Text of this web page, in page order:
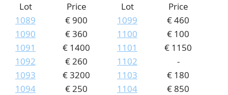
Lot
Price
1089
€ 900
1090
€ 360
1091
€ 1400
1092
€ 260
1093
€ 3200
1094
€ 250
Lot
Price
1099
€ 460
1100
€ 100
1101
€ 1150
1102
-
1103
€ 180
1104
€ 850